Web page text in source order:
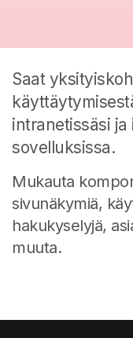
Saat
intranetissäsi
sovelluksissa.
Mukauta
sivunäkymiä,
hakukyselyjä,
muuta.